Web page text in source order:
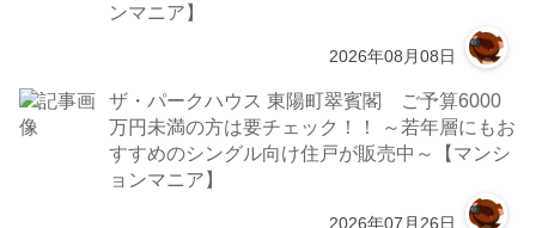
ンマニア】
2026年08月08日
ザ・パークハウス 東陽町翠賓閣 ご予算6000
万円未満の方は要チェック！！ ～若年層にもお
すすめのシングル向け住戸が販売中～【マンシ
ョンマニア】
2026年07月26日